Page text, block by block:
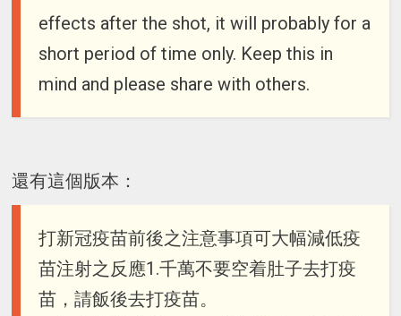
effects after the shot, it will probably for a
short period of time only. Keep this in
mind and please share with others.
還有這個版本：
打新冠疫苗前後之注意事項可大幅減低疫
苗注射之反應1.千萬不要空着肚子去打疫
苗，請飯後去打疫苗。